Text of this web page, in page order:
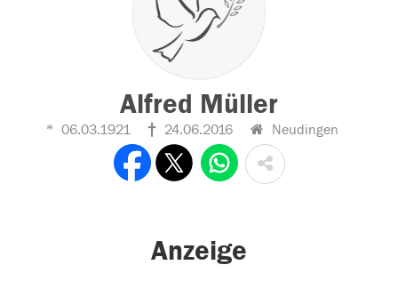
Alfred Müller
06.03.1921 24.06.2016 Neudingen
Anzeige